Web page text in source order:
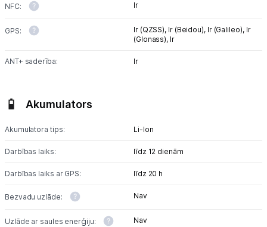
NFC: Ir
GPS: Ir (QZSS), Ir (Beidou), Ir (Galileo), Ir
(Glonass), Ir
ANT+ saderība: Ir
Akumulators
Akumulatora tips: Li-lon
Darbības laiks: līdz 12 dienām
Darbības laiks ar GPS: līdz 20 h
Bezvadu uzlāde: Nav
Uzlāde ar saules enerģiju: Nav